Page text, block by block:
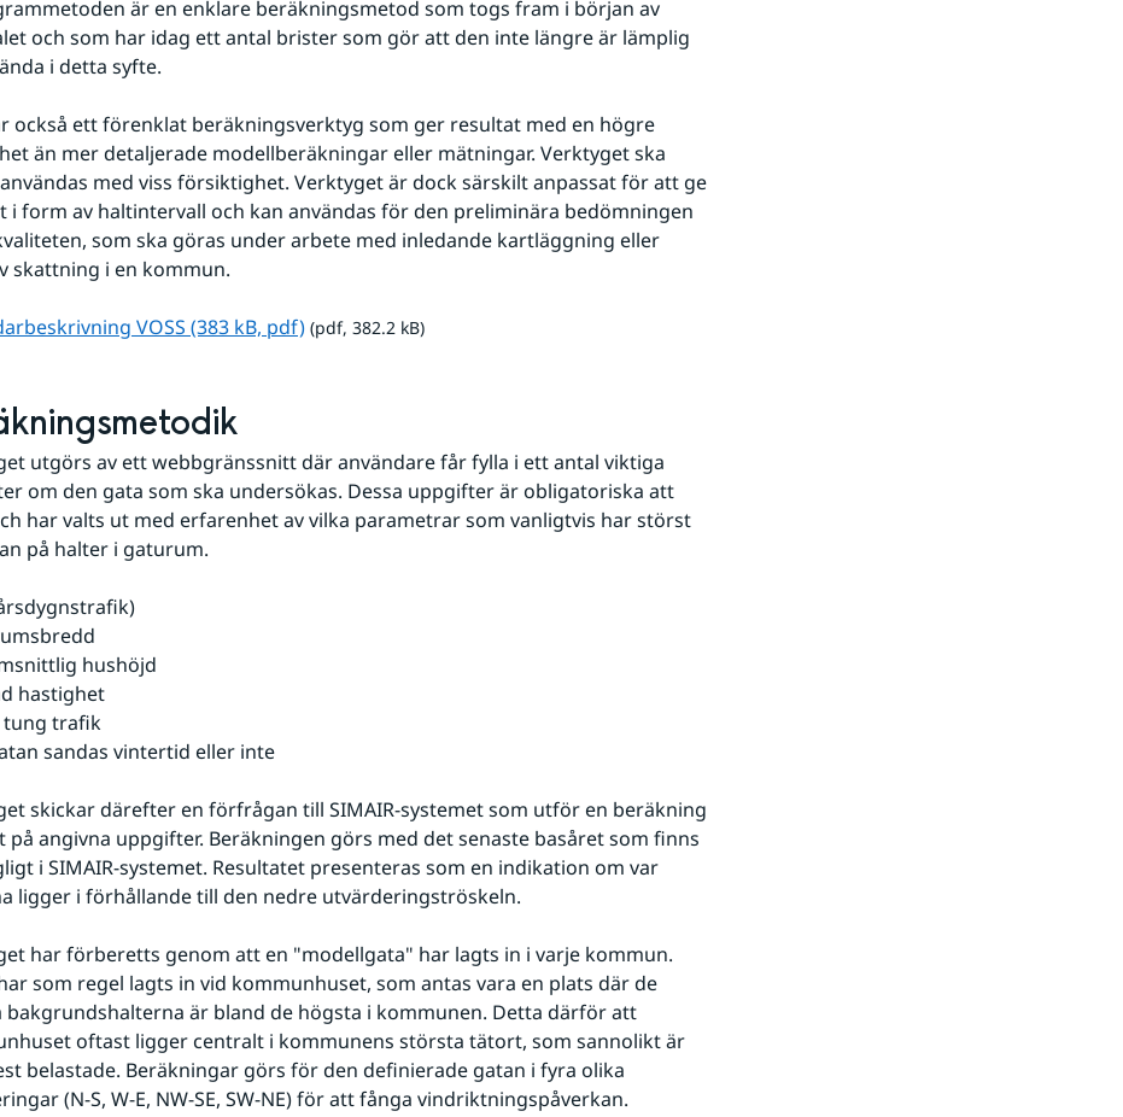
är en enklare beräkningsmetod som togs fram i början av
och som har idag ett antal brister som gör att den inte längre är lämplig
i detta syfte.
också ett förenklat beräkningsverktyg som ger resultat med en högre
än mer detaljerade modellberäkningar eller mätningar. Verktyget ska
med viss försiktighet. Verktyget är dock särskilt anpassat för att ge
i form av haltintervall och kan användas för den preliminära bedömningen
som ska göras under arbete med inledande kartläggning eller
skattning i en kommun.
VOSS (383 kB, pdf)pdf, 382.2 kB.
(pdf, 382.2 kB)
utgörs av ett webbgränssnitt där användare får fylla i ett antal viktiga
om den gata som ska undersökas. Dessa uppgifter är obligatoriska att
har valts ut med erfarenhet av vilka parametrar som vanligtvis har störst
på halter i gaturum.
hushöjd
hastighet
tung trafik
sandas vintertid eller inte
skickar därefter en förfrågan till SIMAIR-systemet som utför en beräkning
på angivna uppgifter. Beräkningen görs med det senaste basåret som finns
i SIMAIR-systemet. Resultatet presenteras som en indikation om var
ligger i förhållande till den nedre utvärderingströskeln.
har förberetts genom att en "modellgata" har lagts in i varje kommun.
som regel lagts in vid kommunhuset, som antas vara en plats där de
bakgrundshalterna är bland de högsta i kommunen. Detta därför att
oftast ligger centralt i kommunens största tätort, som sannolikt är
belastade. Beräkningar görs för den definierade gatan i fyra olika
(N-S, W-E, NW-SE, SW-NE) för att fånga vindriktningspåverkan.